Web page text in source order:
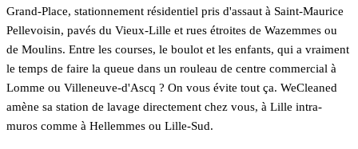
Grand-Place, stationnement résidentiel pris d'assaut à Saint-Maurice
Pellevoisin, pavés du Vieux-Lille et rues étroites de Wazemmes ou
de Moulins. Entre les courses, le boulot et les enfants, qui a vraiment
le temps de faire la queue dans un rouleau de centre commercial à
Lomme ou Villeneuve-d'Ascq ? On vous évite tout ça. WeCleaned
amène sa station de lavage directement chez vous, à Lille intra-
muros comme à Hellemmes ou Lille-Sud.